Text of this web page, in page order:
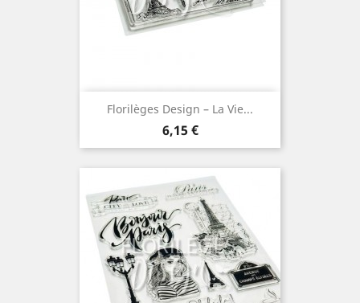
Florilèges Design – La Vie...
Prix
6,15 €